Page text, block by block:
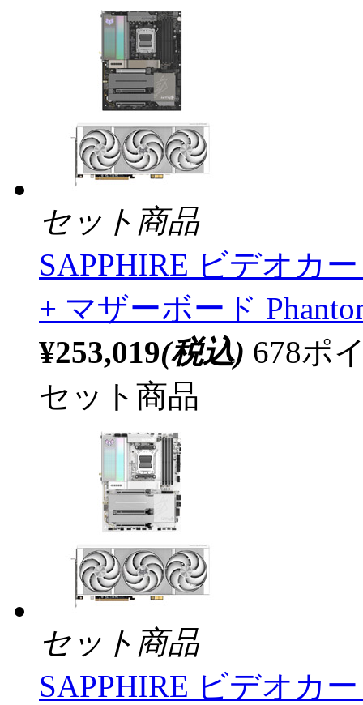
セット商品
SAPPHIRE ビデオカ
+ マザーボード
¥253,019(税込) 678ポ
セット商品
セット商品
SAPPHIRE ビデオカ